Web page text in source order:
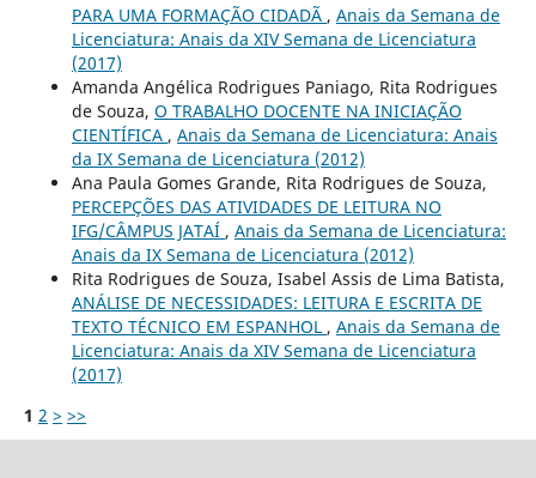
PARA UMA FORMAÇÃO CIDADÃ , Anais da Semana de
Licenciatura: Anais da XIV Semana de Licenciatura
(2017)
Amanda Angélica Rodrigues Paniago, Rita Rodrigues
de Souza, O TRABALHO DOCENTE NA INICIAÇÃO
CIENTÍFICA , Anais da Semana de Licenciatura: Anais
da IX Semana de Licenciatura (2012)
Ana Paula Gomes Grande, Rita Rodrigues de Souza,
PERCEPÇÕES DAS ATIVIDADES DE LEITURA NO
IFG/CÂMPUS JATAÍ , Anais da Semana de Licenciatura:
Anais da IX Semana de Licenciatura (2012)
Rita Rodrigues de Souza, Isabel Assis de Lima Batista,
ANÁLISE DE NECESSIDADES: LEITURA E ESCRITA DE
TEXTO TÉCNICO EM ESPANHOL , Anais da Semana de
Licenciatura: Anais da XIV Semana de Licenciatura
(2017)
1 2 > >>